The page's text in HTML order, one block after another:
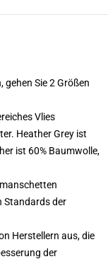
gehen Sie 2 Größen
Vlies
Heather Grey ist
ist 60% Baumwolle,
Standards der
Herstellern aus, die
der